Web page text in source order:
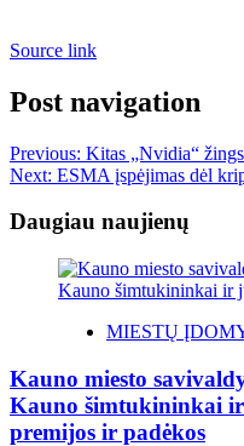
Source link
Post navigation
Previous: Kitas „Nvidia“
Next: ESMA įspėjimas dėl
Daugiau naujienų
MIESTŲ
Kauno miesto
Kauno šimtukininkai
premijos ir padėkos